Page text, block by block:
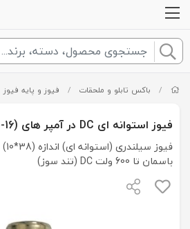
/ باکس تابلو و ملحقات / فیوز و پایه فیوز
فیوز استوانه ای DC در آمپر های (16-10-6) BASSMAN
باسمان تا 600 ولت DC (تند سوز)